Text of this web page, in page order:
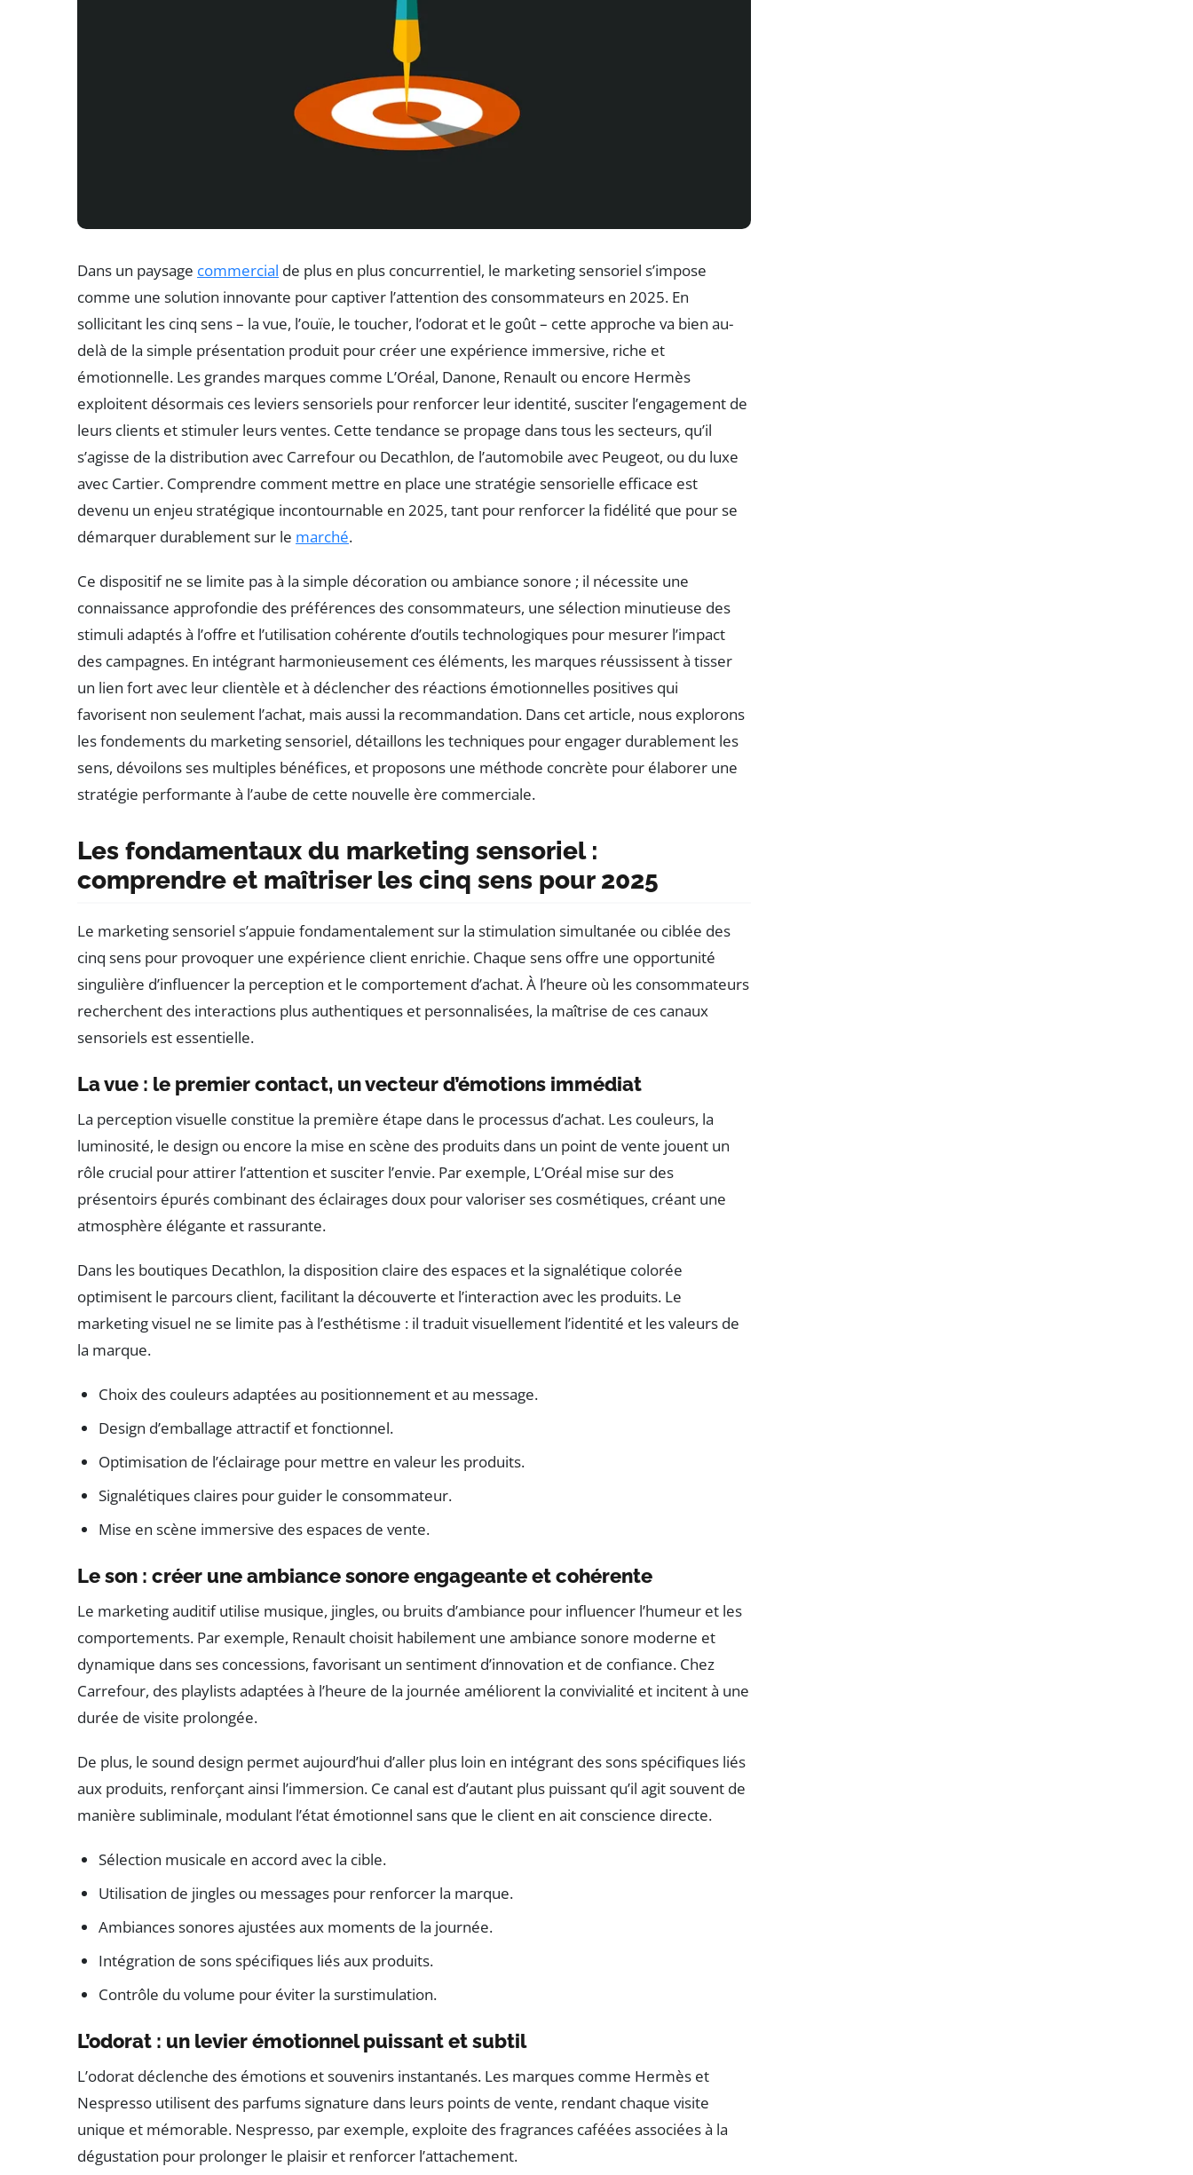
Dans un paysage commercial de plus en plus concurrentiel, le marketing sensoriel s’impose
comme une solution innovante pour captiver l’attention des consommateurs en 2025. En
sollicitant les cinq sens – la vue, l’ouïe, le toucher, l’odorat et le goût – cette approche va bien au-
delà de la simple présentation produit pour créer une expérience immersive, riche et
émotionnelle. Les grandes marques comme L’Oréal, Danone, Renault ou encore Hermès
exploitent désormais ces leviers sensoriels pour renforcer leur identité, susciter l’engagement de
leurs clients et stimuler leurs ventes. Cette tendance se propage dans tous les secteurs, qu’il
s’agisse de la distribution avec Carrefour ou Decathlon, de l’automobile avec Peugeot, ou du luxe
avec Cartier. Comprendre comment mettre en place une stratégie sensorielle efficace est
devenu un enjeu stratégique incontournable en 2025, tant pour renforcer la fidélité que pour se
démarquer durablement sur le marché.
Ce dispositif ne se limite pas à la simple décoration ou ambiance sonore ; il nécessite une
connaissance approfondie des préférences des consommateurs, une sélection minutieuse des
stimuli adaptés à l’offre et l’utilisation cohérente d’outils technologiques pour mesurer l’impact
des campagnes. En intégrant harmonieusement ces éléments, les marques réussissent à tisser
un lien fort avec leur clientèle et à déclencher des réactions émotionnelles positives qui
favorisent non seulement l’achat, mais aussi la recommandation. Dans cet article, nous explorons
les fondements du marketing sensoriel, détaillons les techniques pour engager durablement les
sens, dévoilons ses multiples bénéfices, et proposons une méthode concrète pour élaborer une
stratégie performante à l’aube de cette nouvelle ère commerciale.
Les fondamentaux du marketing sensoriel :
comprendre et maîtriser les cinq sens pour 2025
Le marketing sensoriel s’appuie fondamentalement sur la stimulation simultanée ou ciblée des
cinq sens pour provoquer une expérience client enrichie. Chaque sens offre une opportunité
singulière d’influencer la perception et le comportement d’achat. À l’heure où les consommateurs
recherchent des interactions plus authentiques et personnalisées, la maîtrise de ces canaux
sensoriels est essentielle.
La vue : le premier contact, un vecteur d’émotions immédiat
La perception visuelle constitue la première étape dans le processus d’achat. Les couleurs, la
luminosité, le design ou encore la mise en scène des produits dans un point de vente jouent un
rôle crucial pour attirer l’attention et susciter l’envie. Par exemple, L’Oréal mise sur des
présentoirs épurés combinant des éclairages doux pour valoriser ses cosmétiques, créant une
atmosphère élégante et rassurante.
Dans les boutiques Decathlon, la disposition claire des espaces et la signalétique colorée
optimisent le parcours client, facilitant la découverte et l’interaction avec les produits. Le
marketing visuel ne se limite pas à l’esthétisme : il traduit visuellement l’identité et les valeurs de
la marque.
Choix des couleurs adaptées au positionnement et au message.
Design d’emballage attractif et fonctionnel.
Optimisation de l’éclairage pour mettre en valeur les produits.
Signalétiques claires pour guider le consommateur.
Mise en scène immersive des espaces de vente.
Le son : créer une ambiance sonore engageante et cohérente
Le marketing auditif utilise musique, jingles, ou bruits d’ambiance pour influencer l’humeur et les
comportements. Par exemple, Renault choisit habilement une ambiance sonore moderne et
dynamique dans ses concessions, favorisant un sentiment d’innovation et de confiance. Chez
Carrefour, des playlists adaptées à l’heure de la journée améliorent la convivialité et incitent à une
durée de visite prolongée.
De plus, le sound design permet aujourd’hui d’aller plus loin en intégrant des sons spécifiques liés
aux produits, renforçant ainsi l’immersion. Ce canal est d’autant plus puissant qu’il agit souvent de
manière subliminale, modulant l’état émotionnel sans que le client en ait conscience directe.
Sélection musicale en accord avec la cible.
Utilisation de jingles ou messages pour renforcer la marque.
Ambiances sonores ajustées aux moments de la journée.
Intégration de sons spécifiques liés aux produits.
Contrôle du volume pour éviter la surstimulation.
L’odorat : un levier émotionnel puissant et subtil
L’odorat déclenche des émotions et souvenirs instantanés. Les marques comme Hermès et
Nespresso utilisent des parfums signature dans leurs points de vente, rendant chaque visite
unique et mémorable. Nespresso, par exemple, exploite des fragrances caféées associées à la
dégustation pour prolonger le plaisir et renforcer l’attachement.